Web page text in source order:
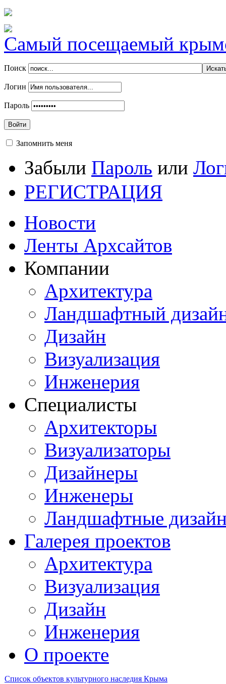
Самый посещаемый
Поиск
Логин
Пароль
Войти
Запомнить меня
Забыли Пароль или
РЕГИСТРАЦИЯ
Новости
Ленты Архсайтов
Компании
Архитектура
Ландшафтный
Дизайн
Визуализация
Инженерия
Специалисты
Архитекторы
Визуализаторы
Дизайнеры
Инженеры
Ландшафтные
Галерея проектов
Архитектура
Визуализация
Дизайн
Инженерия
О проекте
Список объектов культурного наследия Крыма